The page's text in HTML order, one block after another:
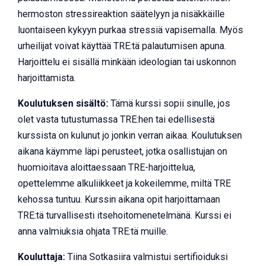
hermoston stressireaktion säätelyyn ja nisäkkäille
luontaiseen kykyyn purkaa stressiä vapisemalla. Myös
urheilijat voivat käyttää TRE:tä palautumisen apuna.
Harjoittelu ei sisällä minkään ideologian tai uskonnon
harjoittamista.
Koulutuksen sisältö: Tämä kurssi sopii sinulle, jos
olet vasta tutustumassa TRE:hen tai edellisestä
kurssista on kulunut jo jonkin verran aikaa. Koulutuksen
aikana käymme läpi perusteet, jotka osallistujan on
huomioitava aloittaessaan TRE-harjoittelua,
opettelemme alkuliikkeet ja kokeilemme, miltä TRE
kehossa tuntuu. Kurssin aikana opit harjoittamaan
TRE:tä turvallisesti itsehoitomenetelmänä. Kurssi ei
anna valmiuksia ohjata TRE:tä muille.
Kouluttaja: Tiina Sotkasiira valmistui sertifioiduksi